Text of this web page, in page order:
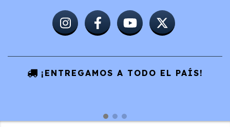
¡ENTREGAMOS A TODO EL PAÍS!